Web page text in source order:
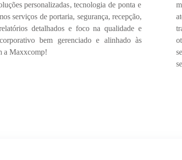
personalizadas, tecnologia de ponta e
serviços de portaria, segurança, recepção,
detalhadose foco naqualidade e
bem gerenciado e alinhado às
a Maxxcomp!